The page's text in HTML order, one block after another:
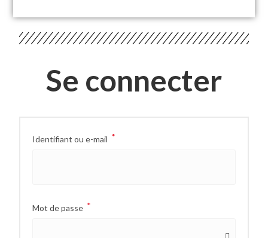
Se connecter
Identifiant ou e-mail *
Mot de passe *